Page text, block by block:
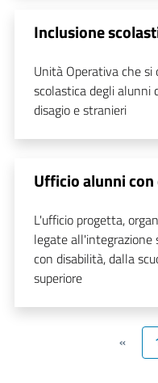
Inclusione
Unità Operativa che
scolastica degli alunni
disagio e stranieri
Ufficio alunni
L'ufficio progetta,
legate all'integrazione
con disabilità, dalla
superiore
«